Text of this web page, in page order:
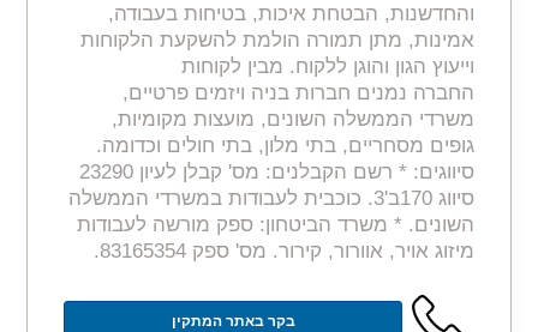
והחדשנות, הבטחת איכות, בטיחות בעבודה,
אמינות, מתן תמורה הולמת להשקעת הלקוחות
וייעוץ הגון והוגן ללקוח. מבין לקוחות
החברה נמנים חברות בניה ויזמים פרטיים,
משרדי הממשלה השונים, מועצות מקומיות,
גופים מסחריים, בתי מלון, בתי חולים וכדומה.
סיווגים: * רשם הקבלנים: מס' קבלן לעיון 23290
סיווג 170ב'3. כוכבית לעבודות במשרדי הממשלה
השונים. * משרד הביטחון: ספק מורשה לעבודות
מיזוג אויר, אוורור, קירור. מס' ספק 83165354.
בקר באתר המתקין